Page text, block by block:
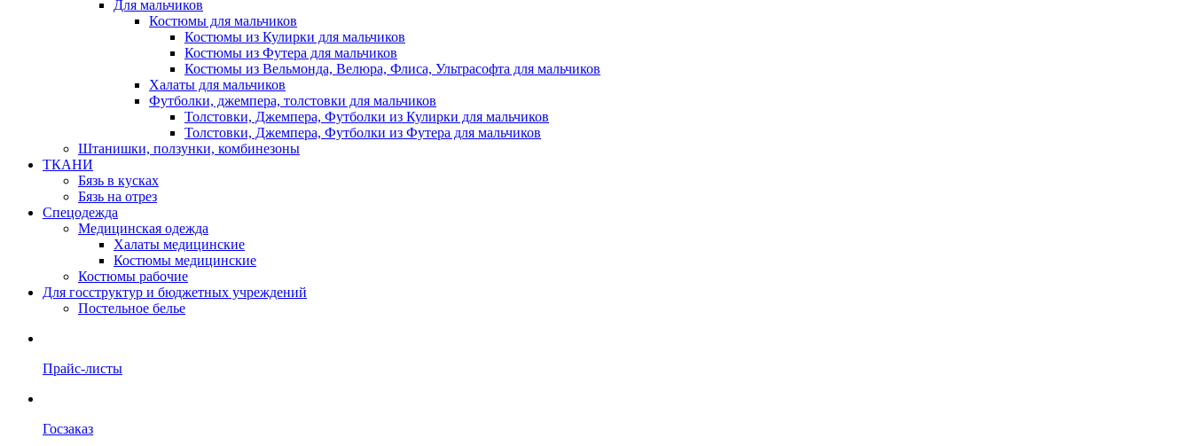
Для мальчиков
Костюмы для мальчиков
Костюмы из Кулирки для мальчиков
Костюмы из Футера для мальчиков
Костюмы из Вельмонда, Велюра, Флиса, Ультрасофта для мальчиков
Халаты для мальчиков
Футболки, джемпера, толстовки для мальчиков
Толстовки, Джемпера, Футболки из Кулирки для мальчиков
Толстовки, Джемпера, Футболки из Футера для мальчиков
Штанишки, ползунки, комбинезоны
ТКАНИ
Бязь в кусках
Бязь на отрез
Спецодежда
Медицинская одежда
Халаты медицинские
Костюмы медицинские
Костюмы рабочие
Для госструктур и бюджетных учреждений
Постельное белье
Прайс-листы
Госзаказ